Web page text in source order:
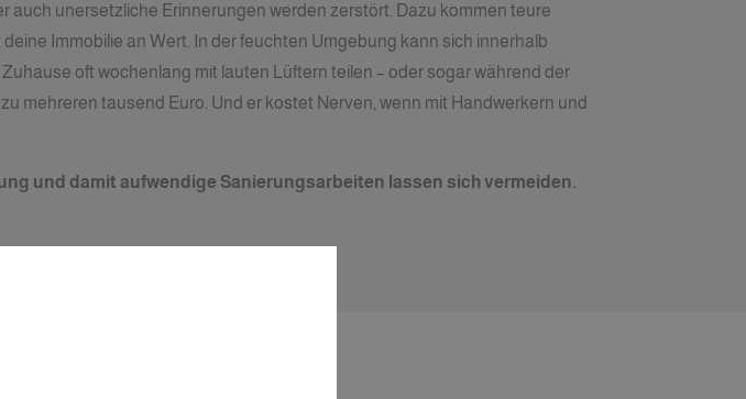
auch unersetzliche Erinnerungen werden zerstört. Dazu kommen teure
Immobilie an Wert. In der feuchten Umgebung kann sich innerhalb
oft wochenlang mit lauten Lüftern teilen – oder sogar während der
mehreren tausend Euro. Und er kostet Nerven, wenn mit Handwerkern und
und damit aufwendige Sanierungsarbeiten lassen sich vermeiden.